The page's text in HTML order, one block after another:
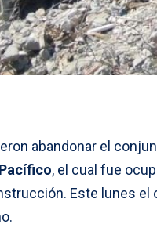
abandonar el
, el cual fue
Este lunes el